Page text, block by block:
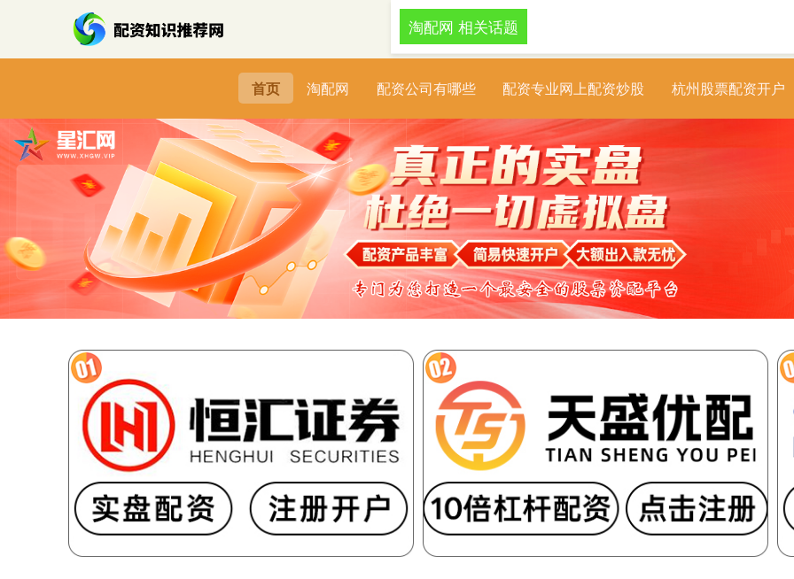
首页 淘配网 配资公司有哪些 配资专业网上配资炒股 杭州股票配资开户
淘配网 相关话题